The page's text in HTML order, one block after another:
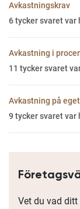
Avkastningskrav
6tycker svaret var
Avkastning i
11 tycker svaret
Avkastning på
9 tycker svaret var
Vet du vad ditt